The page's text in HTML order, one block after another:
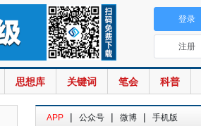
思想库 关键词 笔会 科普
登录
注册
APP | 公众号 | 微博 | 手机版